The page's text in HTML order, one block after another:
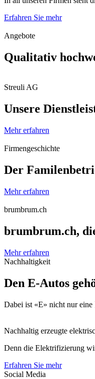
Erfahren Sie mehr
Angebote
Qualitativ
Streuli AG
Unsere
Mehr erfahren
Firmengeschichte
Der
Mehr erfahren
brumbrum.ch
brumbrum.ch,
Mehr erfahren
Nachhaltigkeit
Den E-Autos
Dabei ist «E» nicht nur
Nachhaltig erzeugte
Denn die Elektrifizierung
Erfahren Sie mehr
Social Media